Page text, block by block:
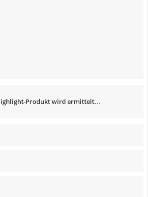
Produkt wird ermittelt...